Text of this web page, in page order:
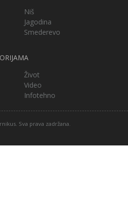
Niš
Jagodina
Smederevo
Život
Video
Infotehno
Sva prava zadržana.